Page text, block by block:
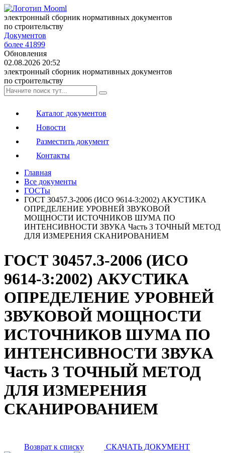
электронный сборник нормативных документов
по строительству
Документов
более 41899
Обновления
02.08.2026 20:52
электронный сборник нормативных документов
по строительству
Каталог документов
Новости
Разместить документ
Контакты
Главная
Все документы
ГОСТы
ГОСТ 30457.3-2006 (ИСО 9614-3:2002) АКУСТИКА
ОПРЕДЕЛЕНИЕ УРОВНЕЙ ЗВУКОВОЙ
МОЩНОСТИ ИСТОЧНИКОВ ШУМА ПО
ИНТЕНСИВНОСТИ ЗВУКА Часть 3 ТОЧНЫЙ МЕТОД
ДЛЯ ИЗМЕРЕНИЯ СКАНИРОВАНИЕМ
ГОСТ 30457.3-2006 (ИСО
9614-3:2002) АКУСТИКА
ОПРЕДЕЛЕНИЕ УРОВНЕЙ
ЗВУКОВОЙ МОЩНОСТИ
ИСТОЧНИКОВ ШУМА ПО
ИНТЕНСИВНОСТИ ЗВУКА
Часть 3 ТОЧНЫЙ МЕТОД
ДЛЯ ИЗМЕРЕНИЯ
СКАНИРОВАНИЕМ
Возврат к списку
СКАЧАТЬ ДОКУМЕНТ